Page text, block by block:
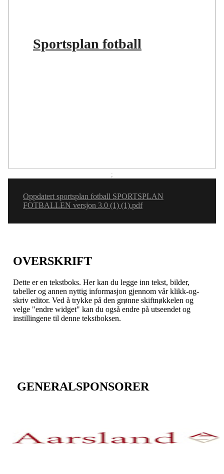
;
Sportsplan fotball
Oppdatert sportsplan fotball SPORTSPLAN
FOTBALLEN versjon 3.0 (1) (1).pdf
OVERSKRIFT
Dette er en tekstboks. Her kan du legge inn tekst, bilder,
tabeller og annen nyttig informasjon gjennom vår klikk-og-
skriv editor. Ved å trykke på den grønne skiftnøkkelen og
velge "endre widget" kan du også endre på utseendet og
instillingene til denne tekstboksen.
GENERALSPONSORER